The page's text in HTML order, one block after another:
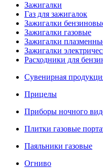
Зажигалки
Газ для зажигалок
Зажигалки
Зажигалки газовые
Зажигалки
Зажигалки
Расходники для
Сувенирная
Прицелы
Приборы ночного
Плитки газовые
Паяльники газовые
Огниво